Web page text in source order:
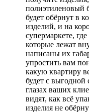
полиэтиленовый
будет обёрнут в
изделий, и на
супермаркете,
которые лежат
написаны их
упростить вам
какую квартиру
будет с выгодной
глазах ваших
видят, как всё
изделия не